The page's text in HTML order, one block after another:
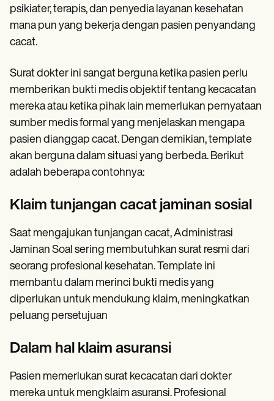
psikiater, terapis, dan penyedia layanan kesehatan
mana pun yang bekerja dengan pasien penyandang
cacat.
Surat dokter ini sangat berguna ketika pasien perlu
memberikan bukti medis objektif tentang kecacatan
mereka atau ketika pihak lain memerlukan pernyataan
sumber medis formal yang menjelaskan mengapa
pasien dianggap cacat. Dengan demikian, template
akan berguna dalam situasi yang berbeda. Berikut
adalah beberapa contohnya:
Klaim tunjangan cacat jaminan sosial
Saat mengajukan tunjangan cacat, Administrasi
Jaminan Soal sering membutuhkan surat resmi dari
seorang profesional kesehatan. Template ini
membantu dalam merinci bukti medis yang
diperlukan untuk mendukung klaim, meningkatkan
peluang persetujuan
Dalam hal klaim asuransi
Pasien memerlukan surat kecacatan dari dokter
mereka untuk mengklaim asuransi. Profesional